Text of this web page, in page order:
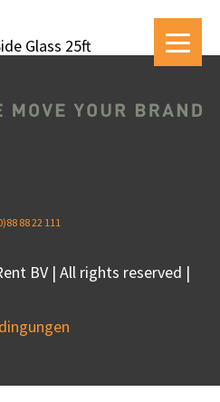
Glass 25ft
88 22 111
BV | All rights reserved |